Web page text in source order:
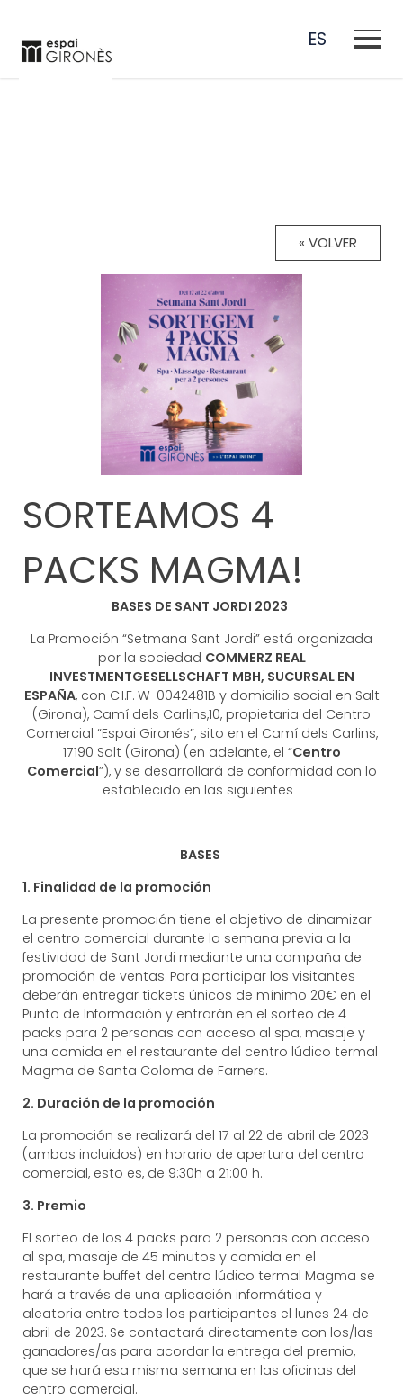
ES
« VOLVER
SORTEAMOS 4
PACKS MAGMA!
BASES DE SANT JORDI 2023
La Promoción “Setmana Sant Jordi” está organizada
por la sociedad COMMERZ REAL
INVESTMENTGESELLSCHAFT MBH, SUCURSAL EN
ESPAÑA, con C.I.F. W-0042481B y domicilio social en Salt
(Girona), Camí dels Carlins,10, propietaria del Centro
Comercial “Espai Gironés”, sito en el Camí dels Carlins,
17190 Salt (Girona) (en adelante, el “Centro
Comercial”), y se desarrollará de conformidad con lo
establecido en las siguientes
BASES
1. Finalidad de la promoción
La presente promoción tiene el objetivo de dinamizar
el centro comercial durante la semana previa a la
festividad de Sant Jordi mediante una campaña de
promoción de ventas. Para participar los visitantes
deberán entregar tickets únicos de mínimo 20€ en el
Punto de Información y entrarán en el sorteo de 4
packs para 2 personas con acceso al spa, masaje y
una comida en el restaurante del centro lúdico termal
Magma de Santa Coloma de Farners.
2. Duración de la promoción
La promoción se realizará del 17 al 22 de abril de 2023
(ambos incluidos) en horario de apertura del centro
comercial, esto es, de 9:30h a 21:00 h.
3. Premio
El sorteo de los 4 packs para 2 personas con acceso
al spa, masaje de 45 minutos y comida en el
restaurante buffet del centro lúdico termal Magma se
hará a través de una aplicación informática y
aleatoria entre todos los participantes el lunes 24 de
abril de 2023. Se contactará directamente con los/las
ganadores/as para acordar la entrega del premio,
que se hará esa misma semana en las oficinas del
centro comercial.